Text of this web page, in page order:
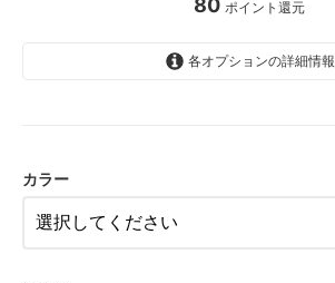
80 ポイント還元
各オプションの詳細情報
カラー